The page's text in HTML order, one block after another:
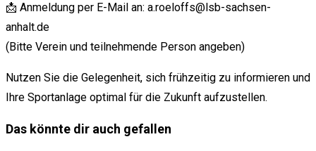
📩 Anmeldung per E-Mail an: a.roeloffs@lsb-sachsen-
anhalt.de
(Bitte Verein und teilnehmende Person angeben)
Nutzen Sie die Gelegenheit, sich frühzeitig zu informieren und
Ihre Sportanlage optimal für die Zukunft aufzustellen.
Das könnte dir auch gefallen